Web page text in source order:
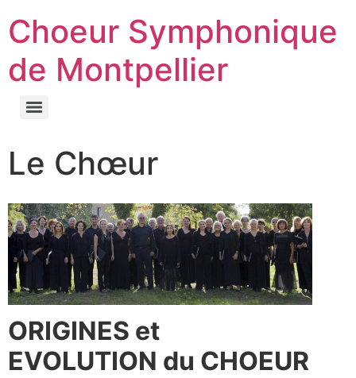
Choeur Symphonique
de Montpellier
Le Chœur
ORIGINES et
EVOLUTION du CHOEUR